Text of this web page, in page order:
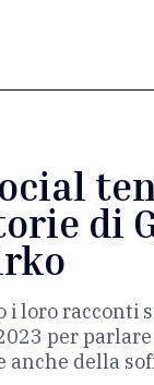
di
i loro racconti
per
anche della